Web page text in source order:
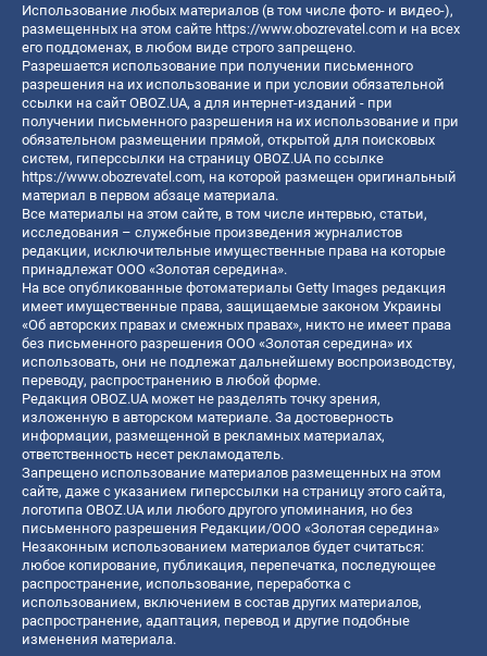
Использование любых материалов (в том числе фото- и видео-),
размещенных на этом сайте https://www.obozrevatel.com и на всех
его поддоменах, в любом виде строго запрещено.
Разрешается использование при получении письменного
разрешения на их использование и при условии обязательной
ссылки на сайт OBOZ.UA, а для интернет-изданий - при
получении письменного разрешения на их использование и при
обязательном размещении прямой, открытой для поисковых
систем, гиперссылки на страницу OBOZ.UA по ссылке
https://www.obozrevatel.com, на которой размещен оригинальный
материал в первом абзаце материала.
Все материалы на этом сайте, в том числе интервью, статьи,
исследования – служебные произведения журналистов
редакции, исключительные имущественные права на которые
принадлежат ООО «Золотая середина».
На все опубликованные фотоматериалы Getty Images редакция
имеет имущественные права, защищаемые законом Украины
«Об авторских правах и смежных правах», никто не имеет права
без письменного разрешения ООО «Золотая середина» их
использовать, они не подлежат дальнейшему воспроизводству,
переводу, распространению в любой форме.
Редакция OBOZ.UA может не разделять точку зрения,
изложенную в авторском материале. За достоверность
информации, размещенной в рекламных материалах,
ответственность несет рекламодатель.
Запрещено использование материалов размещенных на этом
сайте, даже с указанием гиперссылки на страницу этого сайта,
логотипа OBOZ.UA или любого другого упоминания, но без
письменного разрешения Редакции/ООО «Золотая середина»
Незаконным использованием материалов будет считаться:
любое копирование, публикация, перепечатка, последующее
распространение, использование, переработка с
использованием, включением в состав других материалов,
распространение, адаптация, перевод и другие подобные
изменения материала.